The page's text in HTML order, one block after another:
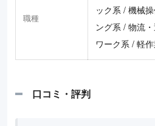
職種
ック系 / 機械
ング系 / 物流
ワーク系 / 軽
口コミ・評判